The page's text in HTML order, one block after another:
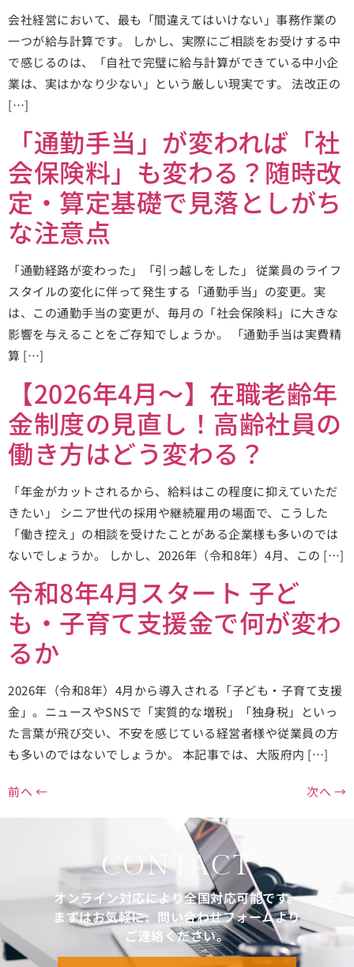
会社経営において、最も「間違えてはいけない」事務作業の
一つが給与計算です。 しかし、実際にご相談をお受けする中
で感じるのは、「自社で完璧に給与計算ができている中小企
業は、実はかなり少ない」という厳しい現実です。 法改正の
[…]
「通勤手当」が変われば「社
会保険料」も変わる？随時改
定・算定基礎で見落としがち
な注意点
「通勤経路が変わった」「引っ越しをした」 従業員のライフ
スタイルの変化に伴って発生する「通勤手当」の変更。実
は、この通勤手当の変更が、毎月の「社会保険料」に大きな
影響を与えることをご存知でしょうか。 「通勤手当は実費精
算 […]
【2026年4月～】在職老齢年
金制度の見直し！高齢社員の
働き方はどう変わる？
「年金がカットされるから、給料はこの程度に抑えていただ
きたい」 シニア世代の採用や継続雇用の場面で、こうした
「働き控え」の相談を受けたことがある企業様も多いのでは
ないでしょうか。 しかし、2026年（令和8年）4月、この […]
令和8年4月スタート 子ど
も・子育て支援金で何が変わ
るか
2026年（令和8年）4月から導入される「子ども・子育て支援
金」。ニュースやSNSで「実質的な増税」「独身税」といっ
た言葉が飛び交い、不安を感じている経営者様や従業員の方
も多いのではないでしょうか。 本記事では、大阪府内 […]
前へ ← 次へ →
CONTACT
オンライン対応により全国対応可能です。
まずはお気軽に、問い合わせフォームより
ご連絡ください。